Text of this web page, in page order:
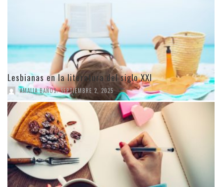
Lesbianas en la literatura del siglo XXI
AMALIA BAÑOS, SEPTIEMBRE 2, 2025